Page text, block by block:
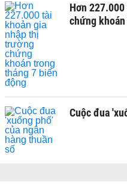
Hơn
chứng
Cuộc đua